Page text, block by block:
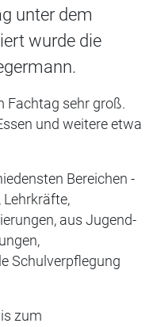
unter dem
wurde die
Fachtag sehr groß.
und weitere etwa
Bereichen -
Lehrkräfte,
aus Jugend-
Schulverpflegung
zum